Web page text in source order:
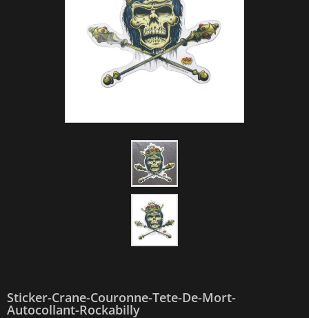
Sticker-Crane-Couronne-Tete-De-Mort-
Autocollant-Rockabilly